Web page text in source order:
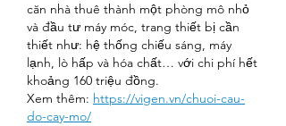
căn nhà thuê thành một phòng mô nhỏ
và đầu tư máy móc, trang thiết bị cần
thiết như: hệ thống chiếu sáng, máy
lạnh, lò hấp và hóa chất… với chi phí hết
khoảng 160 triệu đồng.
Xem thêm: https://vigen.vn/chuoi-cau-
do-cay-mo/